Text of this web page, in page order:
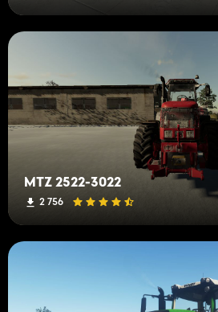
MTZ 2522-3022
2 756